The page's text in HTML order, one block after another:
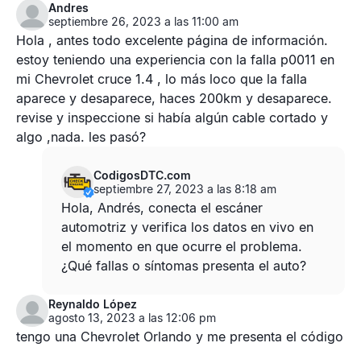
Andres
septiembre 26, 2023 a las 11:00 am
Hola , antes todo excelente página de información.
estoy teniendo una experiencia con la falla p0011 en
mi Chevrolet cruce 1.4 , lo más loco que la falla
aparece y desaparece, haces 200km y desaparece.
revise y inspeccione si había algún cable cortado y
algo ,nada. les pasó?
CodigosDTC.com
septiembre 27, 2023 a las 8:18 am
Hola, Andrés, conecta el escáner
automotriz y verifica los datos en vivo en
el momento en que ocurre el problema.
¿Qué fallas o síntomas presenta el auto?
Reynaldo López
agosto 13, 2023 a las 12:06 pm
tengo una Chevrolet Orlando y me presenta el código